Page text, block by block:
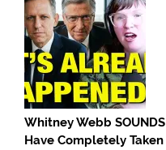
Whitney Webb
Have Completely